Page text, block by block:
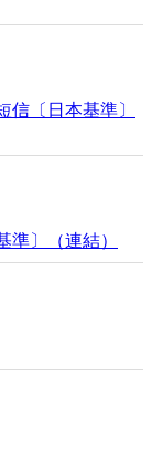
信〔日本基準〕
準〕（連結）